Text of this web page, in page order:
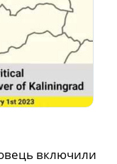
включили